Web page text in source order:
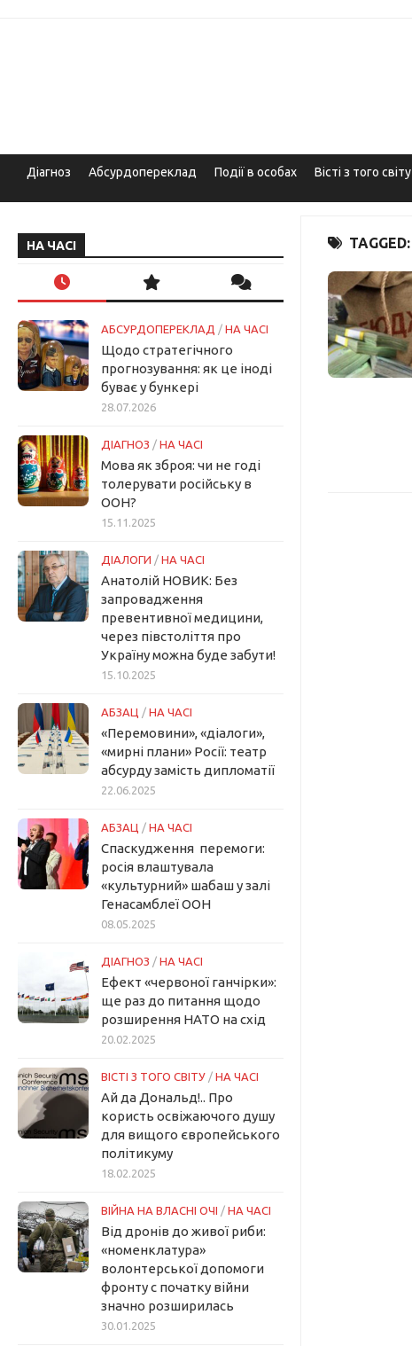
Діагноз Абсурдопереклад Події в особах Вісті з того світу
TAGGED:
НА ЧАСІ
АБСУРДОПЕРЕКЛАД / НА ЧАСІ
Щодо стратегічного
прогнозування: як це іноді
буває у бункері
28.07.2026
ДІАГНОЗ / НА ЧАСІ
Мова як зброя: чи не годі
толерувати російську в
ООН?
15.11.2025
ДІАЛОГИ / НА ЧАСІ
Анатолій НОВИК: Без
запровадження
превентивної медицини,
через півстоліття про
Україну можна буде забути!
15.10.2025
АБЗАЦ / НА ЧАСІ
«Перемовини», «діалоги»,
«мирні плани» Росії: театр
абсурду замість дипломатії
22.06.2025
АБЗАЦ / НА ЧАСІ
Спаскудження перемоги:
росія влаштувала
«культурний» шабаш у залі
Генасамблеї ООН
08.05.2025
ДІАГНОЗ / НА ЧАСІ
Ефект «червоної ганчірки»:
ще раз до питання щодо
розширення НАТО на схід
20.02.2025
ВІСТІ З ТОГО СВІТУ / НА ЧАСІ
Ай да Дональд!.. Про
користь освіжаючого душу
для вищого європейського
політикуму
18.02.2025
ВІЙНА НА ВЛАСНІ ОЧІ / НА ЧАСІ
Від дронів до живої риби:
«номенклатура»
волонтерської допомоги
фронту с початку війни
значно розширилась
30.01.2025